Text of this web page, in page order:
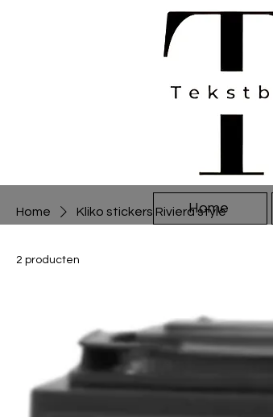
Home
Home Kliko stickers Riviera style
2 producten